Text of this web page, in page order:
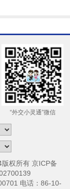
“外交小灵通”微信
权所有 京ICP备
电话：86-10-